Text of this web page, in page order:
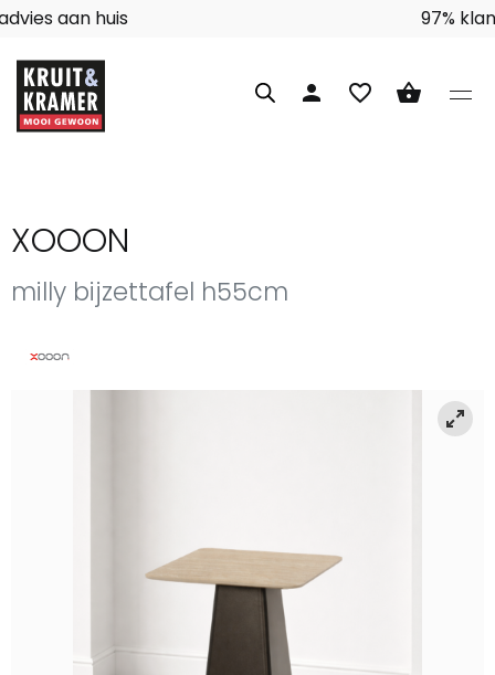
person favorite_border shopping_basket
XOOON
milly bijzettafel h55cm